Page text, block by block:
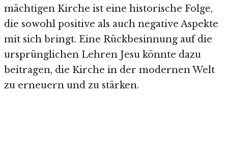
mächtigen Kirche ist eine historische Folge,
die sowohl positive als auch negative Aspekte
mit sich bringt. Eine Rückbesinnung auf die
ursprünglichen Lehren Jesu könnte dazu
beitragen, die Kirche in der modernen Welt
zu erneuern und zu stärken.